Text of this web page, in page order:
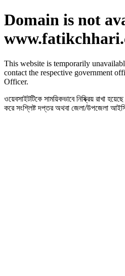
Domain is not
This website is temporarily
contact the respective government
Officer.
ওয়েবসাইটটিকে সাময়িকভাবে নিষ্ক্রিয় রাখা
করে সংশ্লিষ্ট দপ্তর অথবা জেলা/উপজেলা